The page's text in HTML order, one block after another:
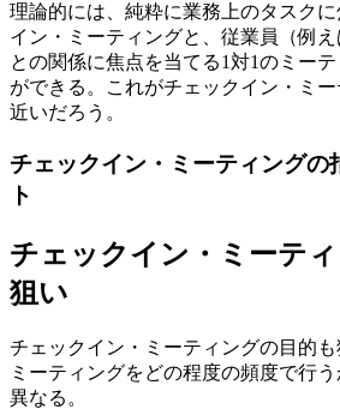
理論的には、純粋に業務上のタスク
イン・ミーティングと、従業員（例
との関係に焦点を当てる1対1のミー
ができる。これがチェックイン・ミ
近いだろう。
チェックイン・ミーティングの
ト
チェックイン・ミーテ
狙い
チェックイン・ミーティングの目的
ミーティングをどの程度の頻度で行
異なる。